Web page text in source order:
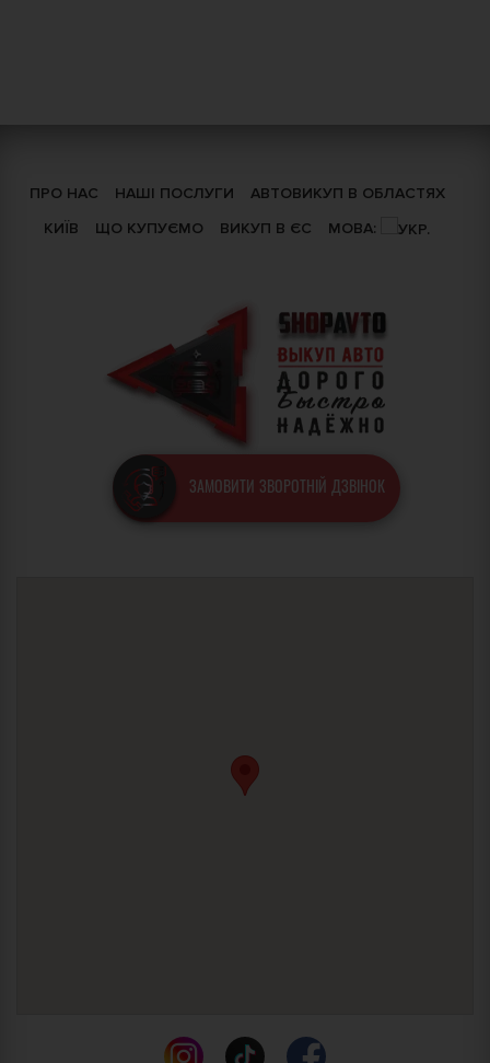
ПРО НАС НАШІ ПОСЛУГИ
АВТОВИКУП В ОБЛАСТЯХ
КИЇВ
ЩО КУПУЄМО ВИКУП В ЄС МОВА:
ЗАМОВИТИ ЗВОРОТНІЙ ДЗВІНОК